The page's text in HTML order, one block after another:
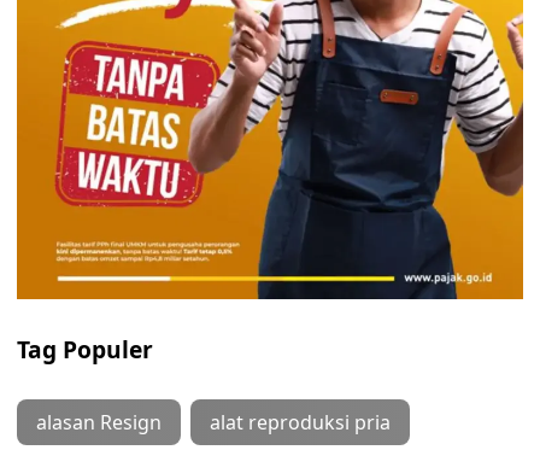
Tag Populer
alasan Resign alat reproduksi pria